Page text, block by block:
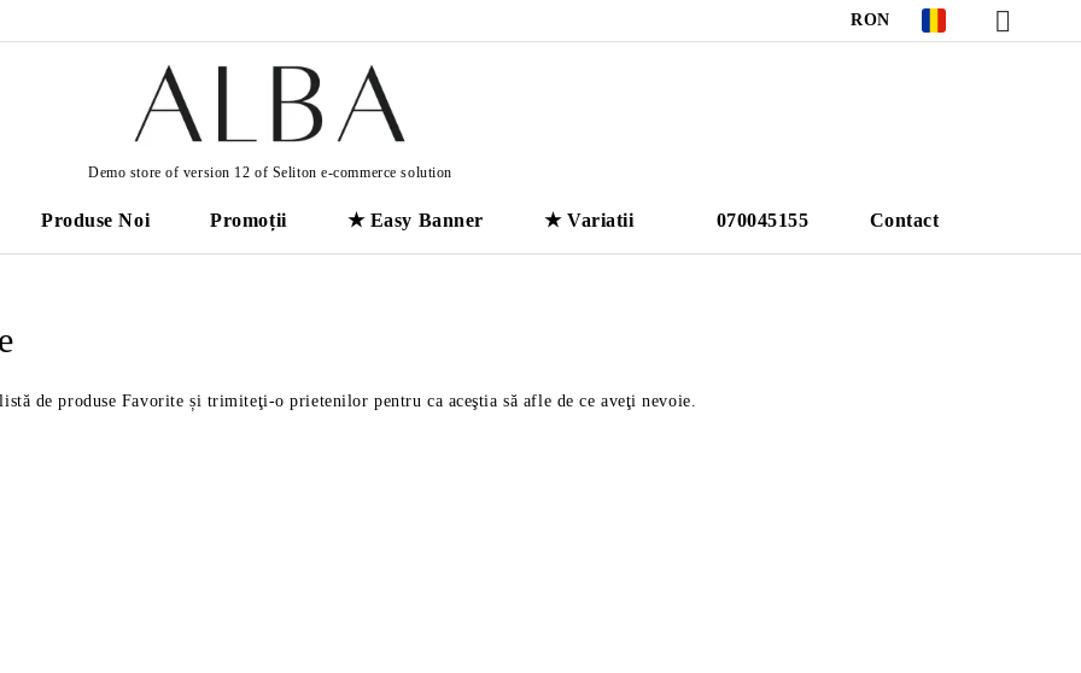
RON
Demo store of version 12 of Seliton e-commerce solution
Produse Noi Promoții ★ Easy Banner ★ Variatii 070045155 Contact
de produse Favorite și trimiteţi-o prietenilor pentru ca aceştia să afle de ce aveţi nevoie.